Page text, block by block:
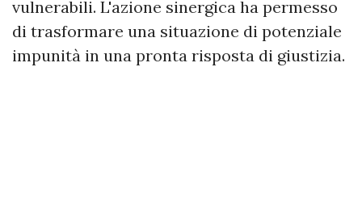
vulnerabili. L'azione sinergica ha permesso
di trasformare una situazione di potenziale
impunità in una pronta risposta di giustizia.